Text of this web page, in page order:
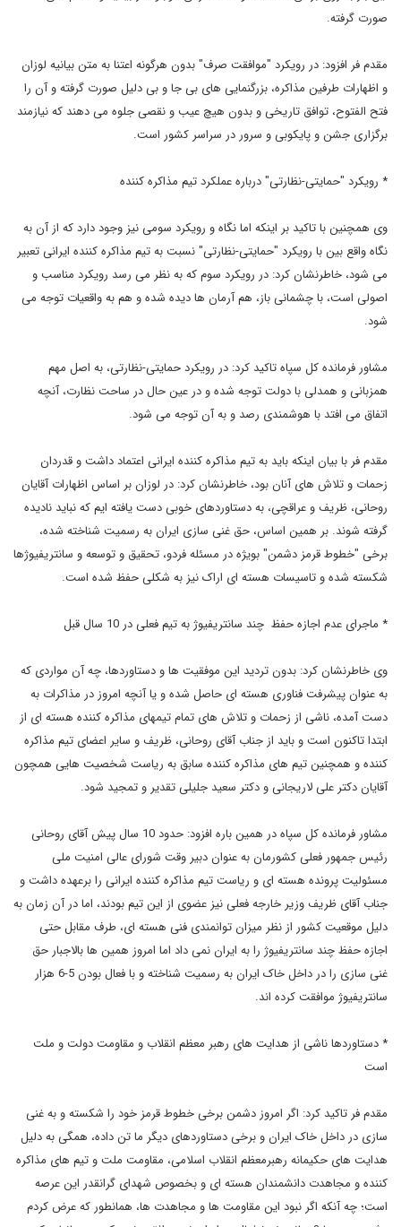
صورت گرفته.
مقدم فر افزود: در رویکرد "موافقت صرف" بدون هرگونه اعتنا به متن بیانیه لوزان
و اظهارات طرفین مذاکره، بزرگنمایی های بی جا و بی دلیل صورت گرفته و آن را
فتح الفتوح، توافق تاریخی و بدون هیچ عیب و نقصی جلوه می دهند که نیازمند
برگزاری جشن و پایکوبی و سرور در سراسر کشور است.
* رویکرد "حمایتی-نظارتی" درباره عملکرد تیم مذاکره کننده
وی همچنین با تاکید بر اینکه اما نگاه و رویکرد سومی نیز وجود دارد که از آن به
نگاه واقع بین با رویکرد "حمایتی-نظارتی" نسبت به تیم مذاکره کننده ایرانی تعبیر
می شود، خاطرنشان کرد: در رویکرد سوم که به نظر می رسد رویکرد مناسب و
اصولی است، با چشمانی باز، هم آرمان ها دیده شده و هم به واقعیات توجه می
شود.
مشاور فرمانده کل سپاه تاکید کرد: در رویکرد حمایتی-نظارتی، به اصل مهم
همزبانی و همدلی با دولت توجه شده و در عین حال در ساحت نظارت، آنچه
اتفاق می افتد با هوشمندی رصد و به آن توجه می شود.
مقدم فر با بیان اینکه باید به تیم مذاکره کننده ایرانی اعتماد داشت و قدردان
زحمات و تلاش های آنان بود، خاطرنشان کرد: در لوزان بر اساس اظهارات آقایان
روحانی، ظریف و عراقچی، به دستاوردهای خوبی دست یافته ایم که نباید نادیده
گرفته شوند. بر همین اساس، حق غنی سازی ایران به رسمیت شناخته شده،
برخی "خطوط قرمز دشمن" بویژه در مسئله فردو، تحقیق و توسعه و سانتریفیوژها
شکسته شده و تاسیسات هسته ای اراک نیز به شکلی حفظ شده است.
* ماجرای عدم اجازه حفظ چند سانتریفیوژ به تیم فعلی در 10 سال قبل
وی خاطرنشان کرد: بدون تردید این موفقیت ها و دستاوردها، چه آن مواردی که
به عنوان پیشرفت فناوری هسته ای حاصل شده و یا آنچه امروز در مذاکرات به
دست آمده، ناشی از زحمات و تلاش های تمام تیمهای مذاکره کننده هسته ای از
ابتدا تاکنون است و باید از جناب آقای روحانی، ظریف و سایر اعضای تیم مذاکره
کننده و همچنین تیم های مذاکره کننده سابق به ریاست شخصیت هایی همچون
آقایان دکتر علی لاریجانی و دکتر سعید جلیلی تقدیر و تمجید شود.
مشاور فرمانده کل سپاه در همین باره افزود: حدود 10 سال پیش آقای روحانی
رئیس جمهور فعلی کشورمان به عنوان دبیر وقت شورای عالی امنیت ملی
مسئولیت پرونده هسته ای و ریاست تیم مذاکره کننده ایرانی را برعهده داشت و
جناب آقای ظریف وزیر خارجه فعلی نیز عضوی از این تیم بودند، اما در آن زمان به
دلیل موقعیت کشور از نظر میزان توانمندی فنی هسته ای، طرف مقابل حتی
اجازه حفظ چند سانتریفیوژ را به ایران نمی داد اما امروز همین ها بالاجبار حق
غنی سازی را در داخل خاک ایران به رسمیت شناخته و با فعال بودن 5-6 هزار
سانتریفیوژ موافقت کرده اند.
* دستاوردها ناشی از هدایت های رهبر معظم انقلاب و مقاومت دولت و ملت
است
مقدم فر تاکید کرد: اگر امروز دشمن برخی خطوط قرمز خود را شکسته و به غنی
سازی در داخل خاک ایران و برخی دستاوردهای دیگر ما تن داده، همگی به دلیل
هدایت های حکیمانه رهبرمعظم انقلاب اسلامی، مقاومت ملت و تیم های مذاکره
کننده و مجاهدت دانشمندان هسته ای و بخصوص شهدای گرانقدر این عرصه
است؛ چه آنکه اگر نبود این مقاومت ها و مجاهدت ها، همانطور که عرض کردم